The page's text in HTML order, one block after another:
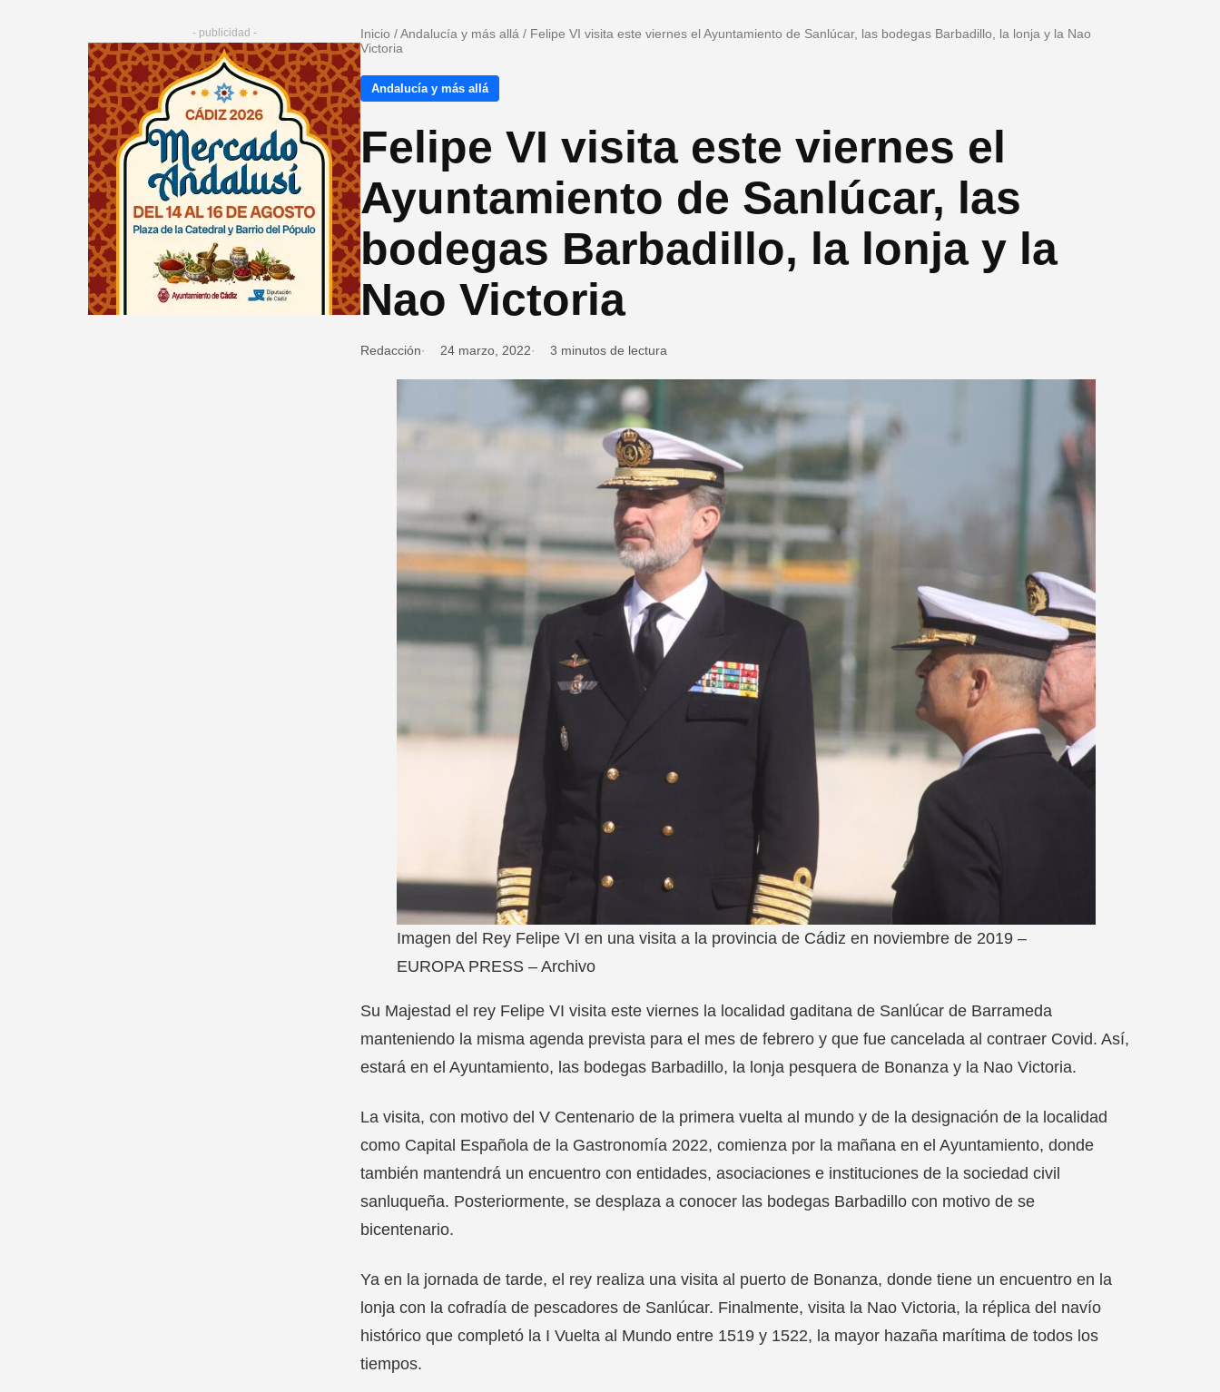
- publicidad - Inicio /Andalucía y más allá / Felipe VI visita este viernes el Ayuntamiento de Sanlúcar, las bodegas Barbadillo, la lonja y la Nao
Victoria
Andalucía y más allá
Felipe VI visita este viernes el
Ayuntamiento de Sanlúcar, las
bodegas Barbadillo, la lonja y la
Nao Victoria
Redacción 24 marzo, 2022 3 minutos de lectura
Imagen del Rey Felipe VI en una visita a la provincia de Cádiz en noviembre de 2019 –
EUROPA PRESS – Archivo
Su Majestad el rey Felipe VI visita este viernes la localidad gaditana de Sanlúcar de Barrameda
manteniendo la misma agenda prevista para el mes de febrero y que fue cancelada al contraer Covid. Así,
estará en el Ayuntamiento, las bodegas Barbadillo, la lonja pesquera de Bonanza y la Nao Victoria.
La visita, con motivo del V Centenario de la primera vuelta al mundo y de la designación de la localidad
como Capital Española de la Gastronomía 2022, comienza por la mañana en el Ayuntamiento, donde
también mantendrá un encuentro con entidades, asociaciones e instituciones de la sociedad civil
sanluqueña. Posteriormente, se desplaza a conocer las bodegas Barbadillo con motivo de se
bicentenario.
Ya en la jornada de tarde, el rey realiza una visita al puerto de Bonanza, donde tiene un encuentro en la
lonja con la cofradía de pescadores de Sanlúcar. Finalmente, visita la Nao Victoria, la réplica del navío
histórico que completó la I Vuelta al Mundo entre 1519 y 1522, la mayor hazaña marítima de todos los
tiempos.